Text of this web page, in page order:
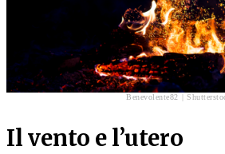
Benevolente82 |
Il vento e l’utero